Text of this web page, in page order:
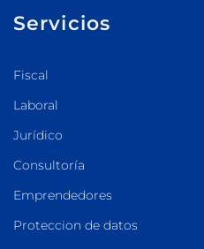
Servicios
Fiscal
Laboral
Jurídico
Consultoría
Emprendedores
Proteccion de datos